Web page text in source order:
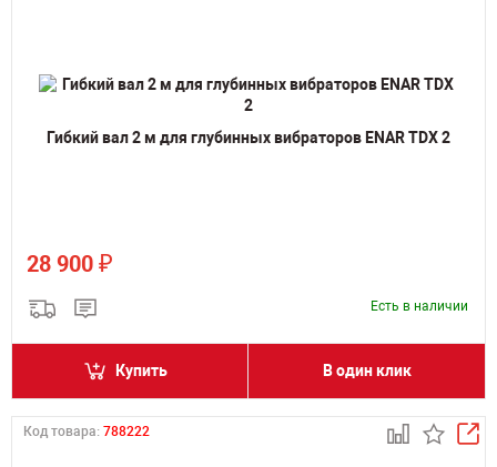
Гибкий вал 2 м для глубинных вибраторов ENAR TDX 2
28 900 ₽
Есть в наличии
Купить В один клик
Код товара: 788222